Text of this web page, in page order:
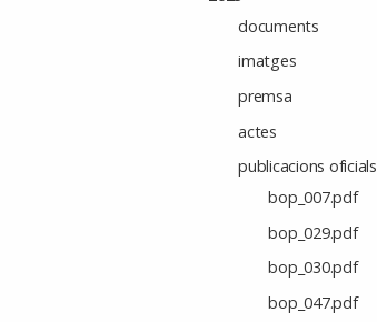
documents
imatges
premsa
actes
publicacions oficials
bop_007.pdf
bop_029.pdf
bop_030.pdf
bop_047.pdf